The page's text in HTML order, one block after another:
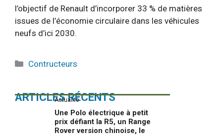
l’objectif de Renault d’incorporer 33 % de matières
issues de l’économie circulaire dans les véhicules
neufs d’ici 2030.
Catégories
Contructeurs
ARTICLES RÉCENTS
Actualité
Une Polo électrique à petit
prix défiant la R5, un Range
Rover version chinoise, le